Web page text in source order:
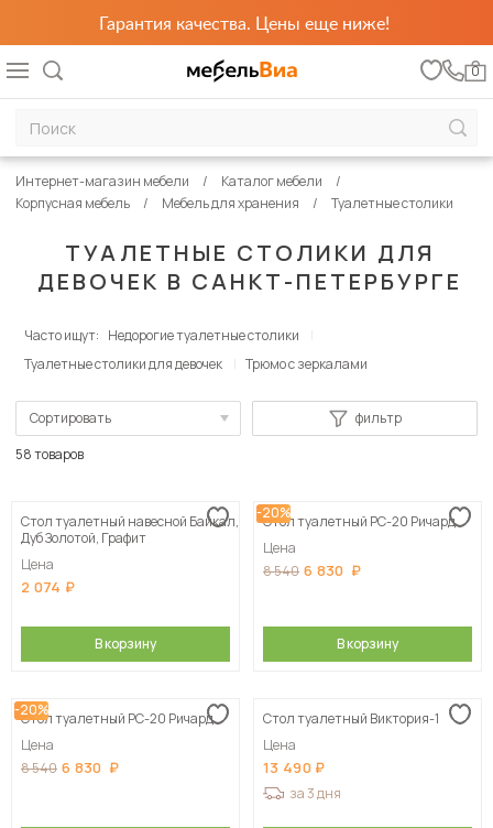
Гарантия качества. Цены еще ниже!
0
ТУАЛЕТНЫЕ СТОЛИКИ ДЛЯ
ДЕВОЧЕК В САНКТ-ПЕТЕРБУРГЕ
Интернет-магазин мебели
Каталог мебели
Корпусная мебель
Мебель для хранения Туалетные столики
Часто ищут: Недорогие туалетные столики
Туалетные столики для девочек
Трюмо с зеркалами
Сортировать
Сначала дорогие
фильтр
58 товаров
Стол туалетный навесной Байкал,
Дуб Золотой, Графит
Цена
2 074
В корзину
-20%
Стол туалетный РС-20 Ричард
Цена
8 540 6 830
В корзину
-20%
Стол туалетный РС-20 Ричард
Цена
8 540 6 830
Стол туалетный Виктория-1
Цена
13 490
за 3 дня